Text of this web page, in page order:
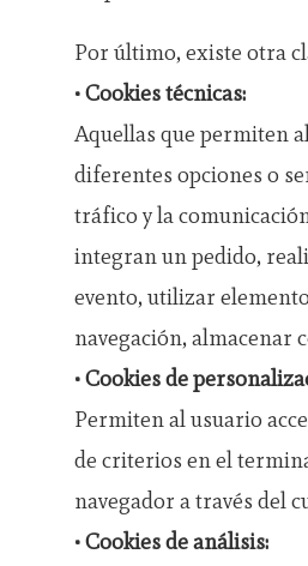
Por último, existe otra
• Cookies técnicas:
Aquellas que permiten
diferentes opciones o
tráfico y la
integran un pedido,
evento, utilizar
navegación, almacenar
• Cookies de
Permiten al usuario
de criterios en el
navegador a través del
• Cookies de análisis: